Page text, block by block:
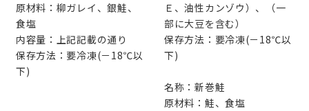
原材料：柳ガレイ、銀鮭、
食塩
内容量：上記記載の通り
保存方法：要冷凍(－18℃以
下)
Ｅ、油性カンゾウ）、（一
部に大豆を含む）
保存方法：要冷凍(－18℃以
下)
名称：新巻鮭
原材料：鮭、食塩